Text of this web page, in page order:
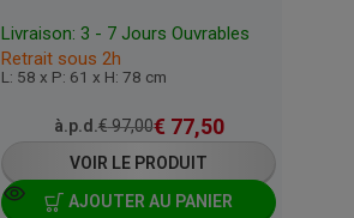
Livraison: 3 - 7 Jours Ouvrables
Retrait sous 2h
L: 58 x P: 61 x H: 78 cm
à.p.d.€97,00€ 77,50
VOIR LE PRODUIT
AJOUTER AU PANIER